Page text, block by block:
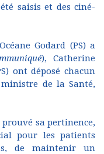
saisis et des ciné-
Godard (PS) a
), Catherine
ont déposé chacun
de la Santé,
sa pertinence,
pour les patients
de maintenir un